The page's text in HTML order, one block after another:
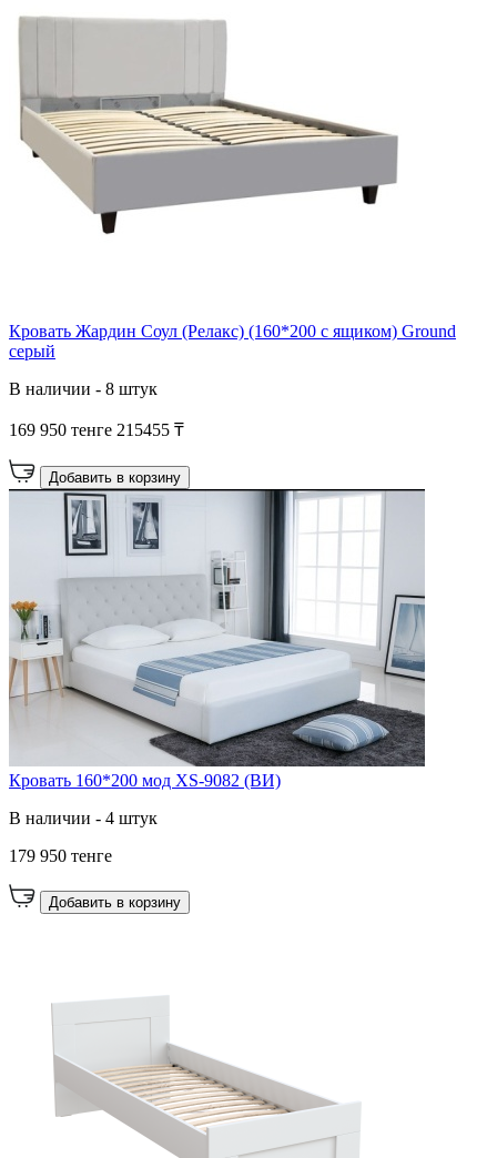
Кровать Жардин Соул (Релакс) (160*200 с ящиком) Ground
серый
В наличии - 8 штук
169 950 тенге 215455 ₸
Добавить в корзину
Кровать 160*200 мод XS-9082 (ВИ)
В наличии - 4 штук
179 950 тенге
Добавить в корзину